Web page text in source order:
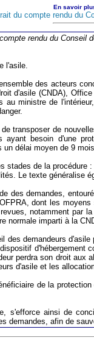
En savoir
du compte rendu du
rendu du Conseil
l'asile.
des acteurs
d'asile (CNDA),
ministre de
transposer de
besoin d'une
un délai moyen de 9
de la
Le texte généralise
des demandes,
dont les
notamment par
normale imparti à la
des demandeurs
d'hébergement
perdra son droit
d'asile et les
de la
s'efforce ainsi de
demandes, afin de